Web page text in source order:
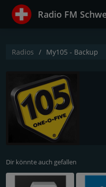
Radio FM
Radios My105 - Backup
Dir könnte auch gefallen